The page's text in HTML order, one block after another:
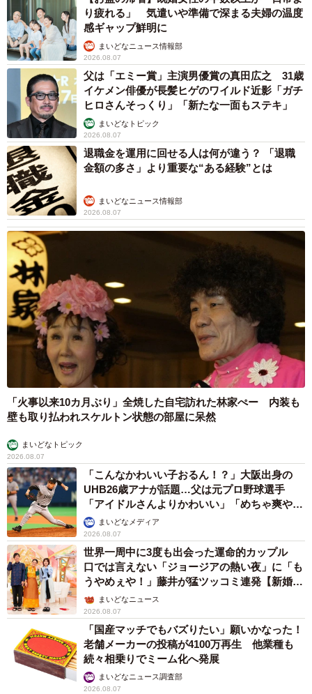
・明るくかわいい一面があるだけでなく、表情が豊かで見
ていて楽しいので。（40代・男性）
・今の私のお気に入りの女優さんで、可愛いと思うから。
（50代・女性）
【10位：えなこ】
・言い方で変わるというか、家政婦ではなく、メイドと言
われたら、可愛い感じで、どこかアニメ感が強いイメージ
なので、この人。（30代・女性）
・コスプレをしているのを見たことがあるので、似合うと
思いました。（50代・男性）
【出典】株式会社NEXERと秋葉原のメイドカフェMAID
MADEによる調査
▽秋葉原のメイドカフェMAID MADE
https://made-maid.com/
り疲れる」 気遣いや準備で深まる夫婦の温度
感ギャップ鮮明に
まいどなニュース情報部
2026.08.07
父は「エミー賞」主演男優賞の真田広之 31歳
イケメン俳優が長髪ヒゲのワイルド近影「ガチ
ヒロさんそっくり」「新たな一面もステキ」
まいどなトピック
2026.08.07
退職金を運用に回せる人は何が違う？ 「退職
金額の多さ」より重要な“ある経験”とは
まいどなニュース情報部
2026.08.07
「火事以来10カ月ぶり」全焼した自宅訪れた林家ぺー 内装も
壁も取り払われスケルトン状態の部屋に呆然
まいどなトピック
2026.08.07
「こんなかわいい子おるん！？」大阪出身の
UHB26歳アナが話題…父は元プロ野球選手
「アイドルさんよりかわいい」「めちゃ爽や
か」まいどなメディア
2026.08.07
世界一周中に3度も出会った運命的カップル
口では言えない「ジョージアの熱い夜」に「も
うやめぇや！」藤井が猛ツッコミ連発【新婚さ
ん】まいどなニュース
2026.08.07
「国産マッチでもバズりたい」願いかなった！
老舗メーカーの投稿が4100万再生 他業種も
続々相乗りでミーム化へ発展
まいどなニュース調査部
2026.08.07